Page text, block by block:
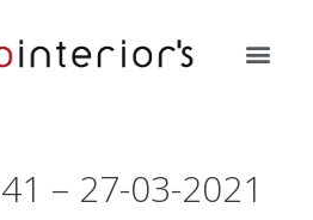
– 27-03-2021